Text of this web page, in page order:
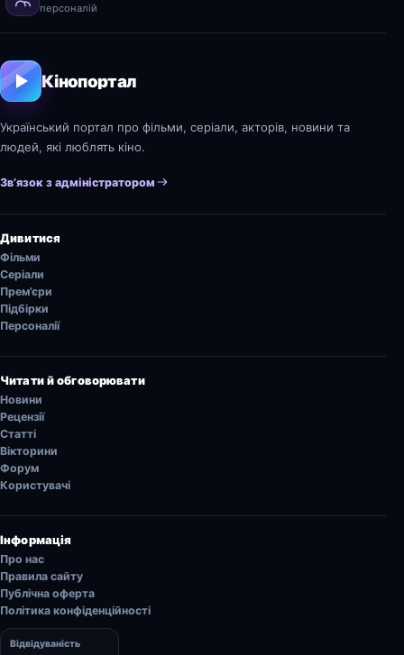
персоналій
Кінопортал
Український портал про фільми, серіали, акторів, новини та
людей, які люблять кіно.
Зв’язок з адміністратором
Дивитися
Фільми
Серіали
Прем’єри
Підбірки
Персоналії
Читати й обговорювати
Новини
Рецензії
Статті
Вікторини
Форум
Користувачі
Інформація
Про нас
Правила сайту
Публічна оферта
Політика конфіденційності
Відвідуваність